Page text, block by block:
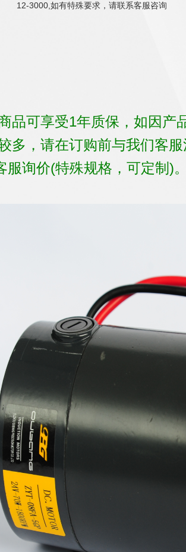
12-3000,如有特殊要求，请联系客服咨询
品可享受1年质保，如因产
多，请在订购前与我们客
询价(特殊规格，可定制)。